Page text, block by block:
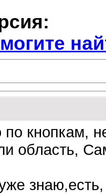
кнопкам,
область,